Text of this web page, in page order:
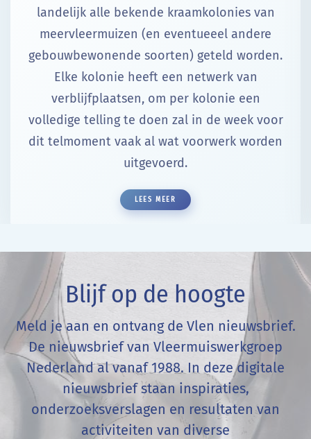
landelijk alle bekende kraamkolonies van
meervleermuizen (en eventueeel andere
gebouwbewonende soorten) geteld worden.
Elke kolonie heeft een netwerk van
verblijfplaatsen, om per kolonie een
volledige telling te doen zal in de week voor
dit telmoment vaak al wat voorwerk worden
uitgevoerd.
LEES MEER
Blijf op de hoogte
Meld je aan en ontvang de Vlen nieuwsbrief.
De nieuwsbrief van Vleermuiswerkgroep
Nederland al vanaf 1988. In deze digitale
nieuwsbrief staan inspiraties,
onderzoeksverslagen en resultaten van
activiteiten van diverse